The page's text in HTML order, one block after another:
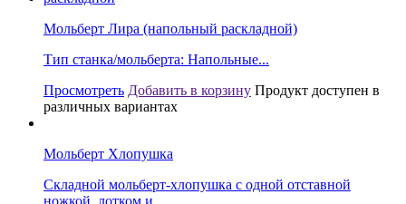
Мольберт Лира (напольный раскладной)
Тип станка/мольберта: Напольные...
Просмотреть Добавить в корзину Продукт доступен в
различных вариантах
Мольберт Хлопушка
Складной мольберт-хлопушка с одной отставной